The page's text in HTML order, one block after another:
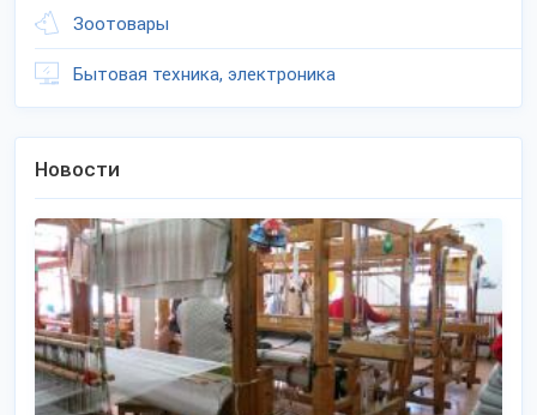
Зоотовары
Бытовая техника, электроника
Новости